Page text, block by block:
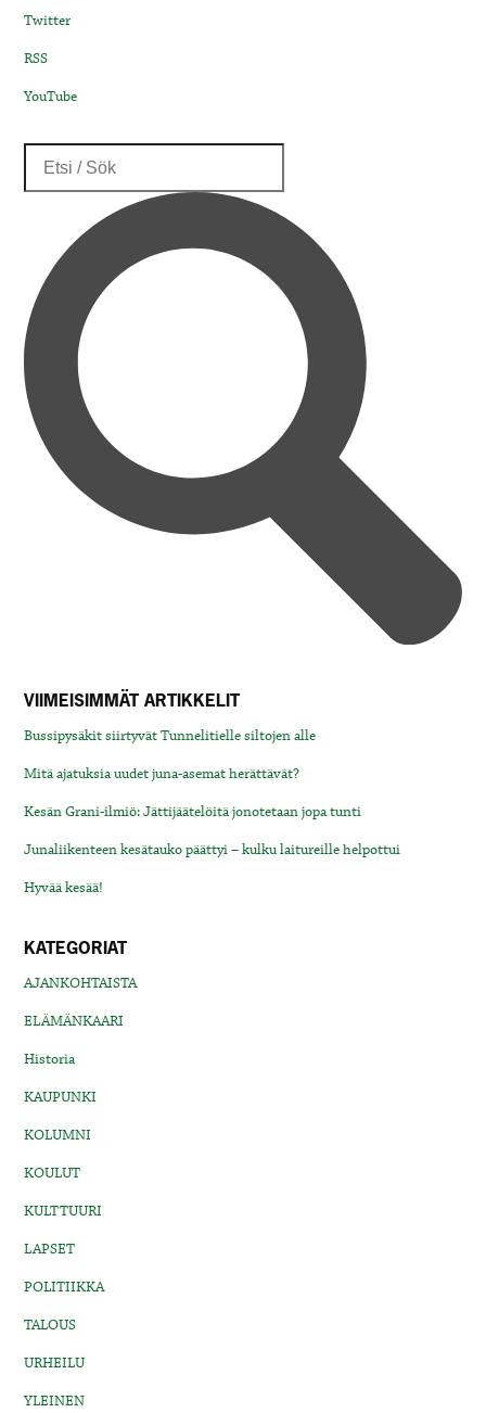
Twitter
RSS
YouTube
VIIMEISIMMÄT ARTIKKELIT
Bussipysäkit siirtyvät Tunnelitielle siltojen alle
Mitä ajatuksia uudet juna-asemat herättävät?
Kesän Grani-ilmiö: Jättijäätelöitä jonotetaan jopa tunti
Junaliikenteen kesätauko päättyi – kulku laitureille helpottui
Hyvää kesää!
KATEGORIAT
AJANKOHTAISTA
ELÄMÄNKAARI
Historia
KAUPUNKI
KOLUMNI
KOULUT
KULTTUURI
LAPSET
POLITIIKKA
TALOUS
URHEILU
YLEINEN